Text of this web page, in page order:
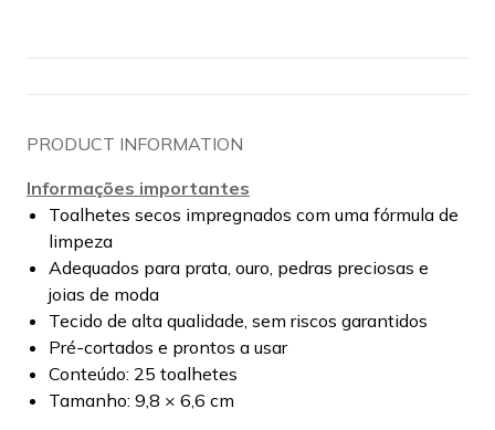
PRODUCT INFORMATION
Informações importantes
Toalhetes secos impregnados com uma fórmula de
limpeza
Adequados para prata, ouro, pedras preciosas e
joias de moda
Tecido de alta qualidade, sem riscos garantidos
Pré-cortados e prontos a usar
Conteúdo: 25 toalhetes
Tamanho: 9,8 × 6,6 cm